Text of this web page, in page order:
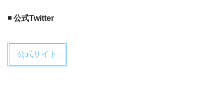
◾️ 公式Twitter
公式サイト